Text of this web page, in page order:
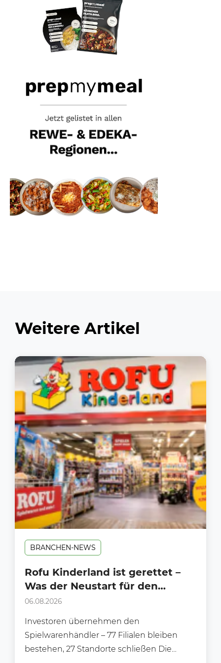
Weitere Artikel
BRANCHEN-NEWS
Rofu Kinderland ist gerettet –
Was der Neustart für den
Handel bedeutet
06.08.2026
Investoren übernehmen den
Spielwarenhändler – 77 Filialen bleiben
bestehen, 27 Standorte schließen Die